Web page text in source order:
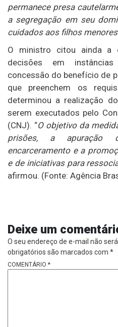
permanece presa
a segregação em seu
cuidados aos filhos menores
O ministro citou ainda a
decisões em
concessão do benefício de
que preenchem os
determinou a realização
serem executados pelo
(CNJ). “O objetivo da
prisões, a apuração
encarceramento e a
e de iniciativas para
afirmou. (Fonte: Agência
Deixe um
O seu endereço de e-mail não
obrigatórios são marcados com *
COMENTÁRIO *